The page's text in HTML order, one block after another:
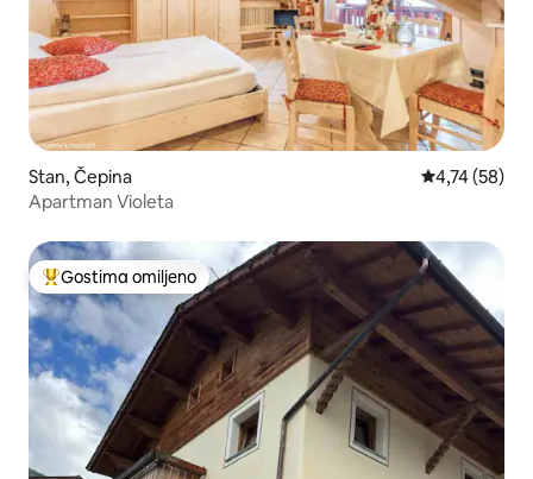
Stan, Čepina Prosečna
4,74 (58)
Apartman Violeta
Najuspešniji među gostima omiljenim
Gostima omiljeno